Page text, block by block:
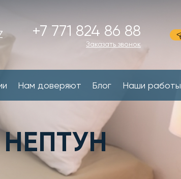
+7 771 824 86 88
Заказать звонок
Нам доверяют Блог Наши работы